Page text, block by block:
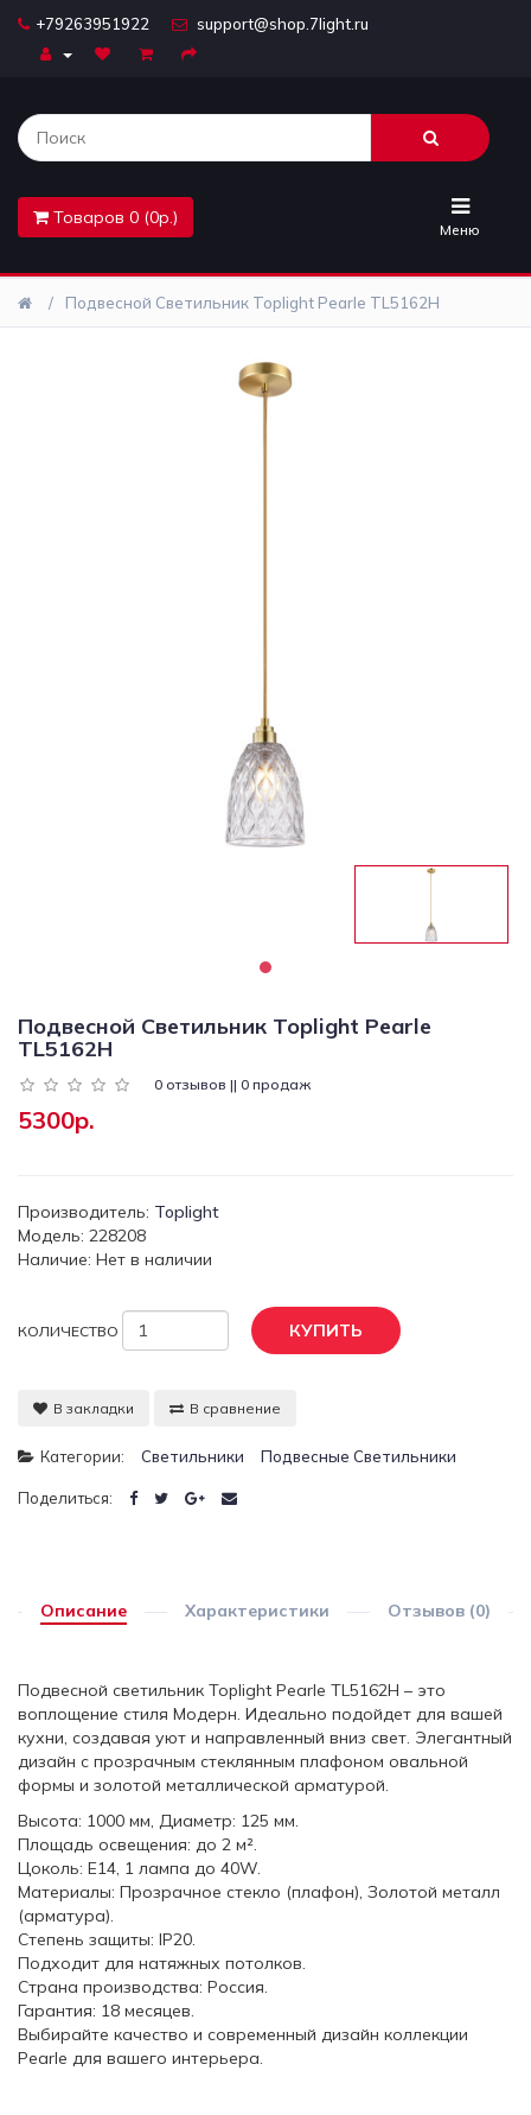
+79263951922 support@shop.7light.ru
Товаров 0 (0р.)
Меню
Комплектующие
Лайтбоксы
Электротовары
Подвесной Светильник Toplight Pearle TL5162H
Подвесной Светильник Toplight Pearle
TL5162H
0 отзывов || 0 продаж
5300р.
Производитель: Toplight
Модель: 228208
Наличие: Нет в наличии
КОЛИЧЕСТВО КУПИТЬ
В закладки В сравнение
Категории: Светильники Подвесные Светильники
Поделиться:
Описание Характеристики Отзывов (0)
Подвесной светильник Toplight Pearle TL5162H – это
воплощение стиля Модерн. Идеально подойдет для вашей
кухни, создавая уют и направленный вниз свет. Элегантный
дизайн с прозрачным стеклянным плафоном овальной
формы и золотой металлической арматурой.
Высота: 1000 мм, Диаметр: 125 мм.
Площадь освещения: до 2 м².
Цоколь: E14, 1 лампа до 40W.
Материалы: Прозрачное стекло (плафон), Золотой металл
(арматура).
Степень защиты: IP20.
Подходит для натяжных потолков.
Страна производства: Россия.
Гарантия: 18 месяцев.
Выбирайте качество и современный дизайн коллекции
Pearle для вашего интерьера.